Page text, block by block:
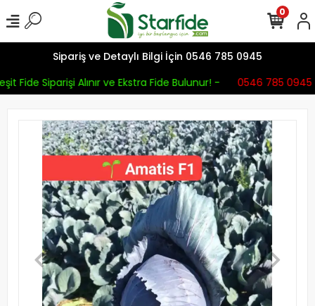
Sipariş ve Detaylı Bilgi İçin 0546 785 0945
Fide Siparişi Alınır ve Ekstra Fide Bulunur! -
0546 785 0945
0